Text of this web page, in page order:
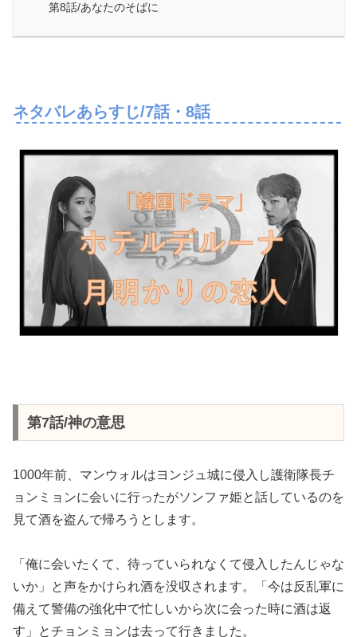
第8話/あなたのそばに
ネタバレあらすじ/7話・8話
第7話/神の意思
1000年前、マンウォルはヨンジュ城に侵入し護衛隊長チ
ョンミョンに会いに行ったがソンファ姫と話しているのを
見て酒を盗んで帰ろうとします。
「俺に会いたくて、待っていられなくて侵入したんじゃな
いか」と声をかけられ酒を没収されます。「今は反乱軍に
備えて警備の強化中で忙しいから次に会った時に酒は返
す」とチョンミョンは去って行きました。